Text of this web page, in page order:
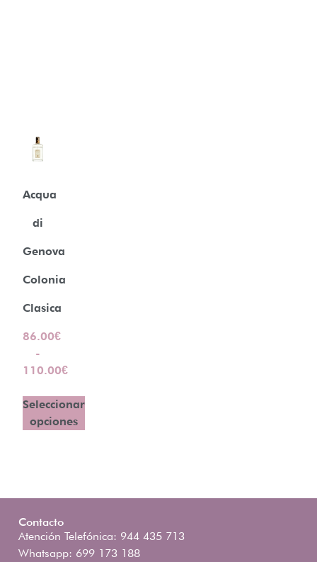
Acqua
di
Genova
Colonia
Clasica
86.00€
-
110.00€
Seleccionar
opciones
Contacto
Atención Telefónica: 944 435 713
Whatsapp: 699 173 188